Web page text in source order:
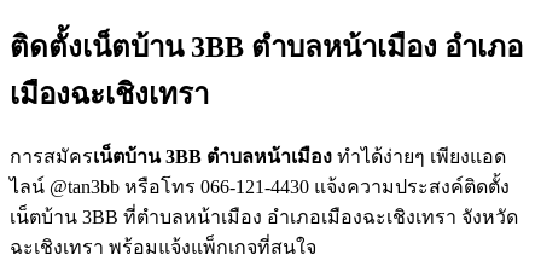
ติดตั้งเน็ตบ้าน 3BB ตำบลหน้าเมือง อำเภอ
เมืองฉะเชิงเทรา
การสมัครเน็ตบ้าน 3BB ตำบลหน้าเมือง ทำได้ง่ายๆ เพียงแอด
ไลน์ @tan3bb หรือโทร 066-121-4430 แจ้งความประสงค์ติดตั้ง
เน็ตบ้าน 3BB ที่ตำบลหน้าเมือง อำเภอเมืองฉะเชิงเทรา จังหวัด
ฉะเชิงเทรา พร้อมแจ้งแพ็กเกจที่สนใจ